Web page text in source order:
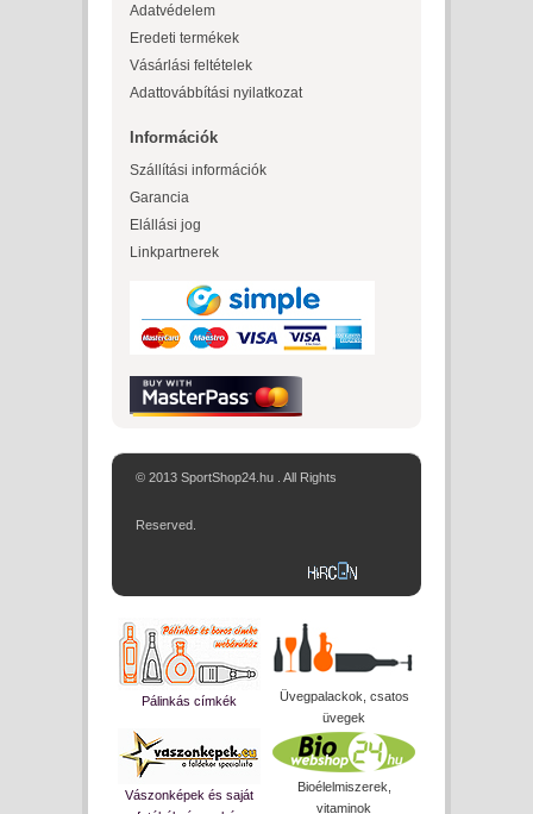
Adatvédelem
Eredeti termékek
Vásárlási feltételek
Adattovábbítási nyilatkozat
Információk
Szállítási információk
Garancia
Elállási jog
Linkpartnerek
© 2013 SportShop24.hu . All Rights
Reserved.
Pálinkás címkék
Üvegpalackok, csatos
üvegek
Vászonképek és saját
Bioélelmiszerek,
vitaminok